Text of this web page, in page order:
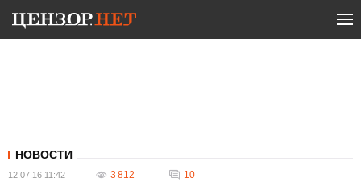
НОВОСТИ
12.07.16 11:42 3 812 10